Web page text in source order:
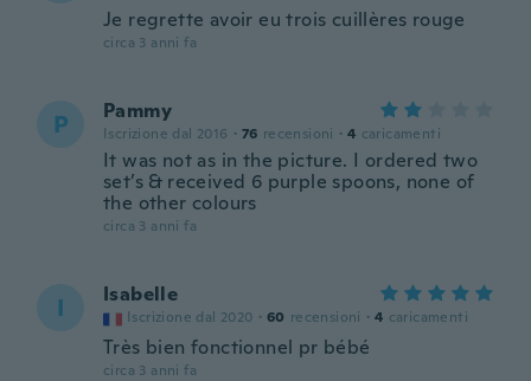
Je regrette avoir eu trois cuillères rouge
circa 3 anni fa
P Pammy
Iscrizione dal 2016 · 76 recensioni · 4 caricamenti
It was not as in the picture. I ordered two
set’s & received 6 purple spoons, none of
the other colours
circa 3 anni fa
I Isabelle
Iscrizione dal 2020 · 60 recensioni · 4 caricamenti
Très bien fonctionnel pr bébé
circa 3 anni fa